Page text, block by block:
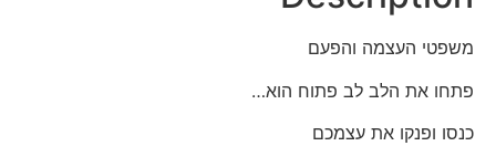
משפטי העצמה והפעם
פתחו את הלב לב פתוח הוא…
כנסו ופנקו את עצמכם